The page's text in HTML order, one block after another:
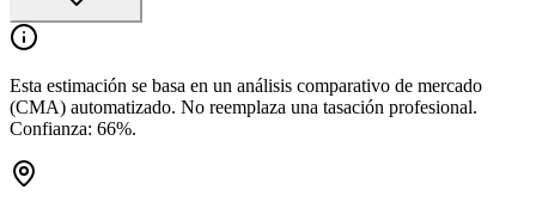
Esta estimación se basa en un análisis comparativo de mercado
(CMA) automatizado. No reemplaza una tasación profesional.
Confianza: 66%.